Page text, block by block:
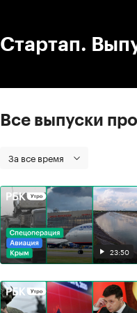
Стартап.
Все выпуски
За все время
23:50